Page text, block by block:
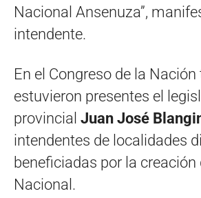
Nacional Ansenuza”,
intendente.
En el Congreso de la
estuvieron presentes el
provincial Juan José
intendentes de localidades
beneficiadas por la creación
Nacional.